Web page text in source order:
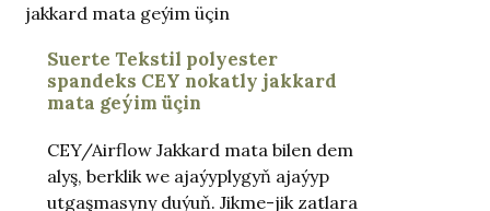
Suerte Tekstil polyester
spandeks CEY nokatly jakkard
mata geýim üçin
CEY/Airflow Jakkard mata bilen dem
alyş, berklik we ajaýyplygyň ajaýyp
utgaşmasyny duýuň. Jikme-jik zatlara